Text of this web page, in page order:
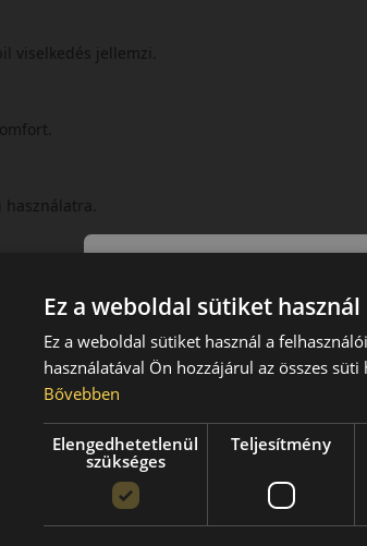
viselkedés jellemzi.
takarékos nyári közlekedéshez.
Ez a weboldal sütiket használ
Ez a weboldal sütiket használ a
használatával Ön hozzájárul az összes
Bővebben
Elengedhetetlenül
szükséges
Teljesítmény